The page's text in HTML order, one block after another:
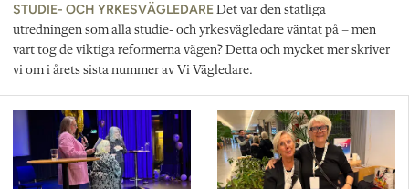
STUDIE- OCH YRKESVÄGLEDARE Det var den statliga
utredningen som alla studie- och yrkesvägledare väntat på – men
vart tog de viktiga reformerna vägen? Detta och mycket mer skriver
vi om i årets sista nummer av Vi Vägledare.